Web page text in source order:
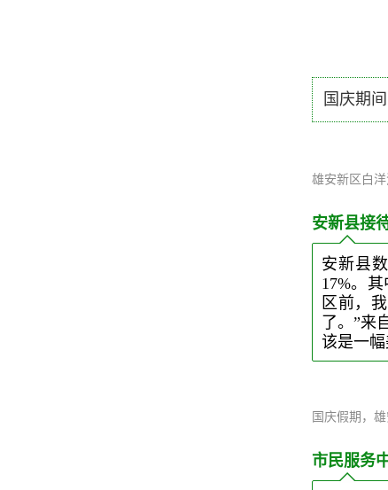
国庆期
雄安新区白
安新县接
安新县
17%。
区前，
了。”
该是一
国庆假期，
市民服务